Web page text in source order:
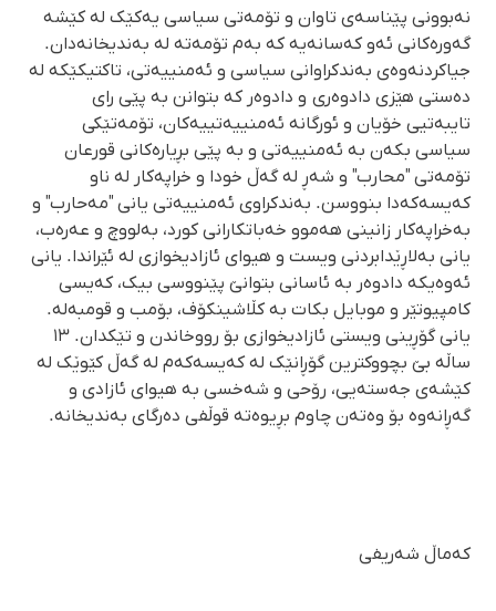
نەبوونی پێناسەی تاوان و تۆمەتی سیاسی یەکێک لە کێشە
گەورەکانی ئەو کەسانەیە کە بەم تۆمەتە لە بەندیخانەدان.
جیاکردنەوەی بەندکراوانی سیاسی و ئەمنییەتی، تاکتیکێکە لە
دەستی هێزی دادوەری و دادوەر کە بتوانن بە پێی رای
تایبەتیی خۆیان و ئورگانە ئەمنییەتییەکان، تۆمەتێکی
سیاسی بکەن بە ئەمنییەتی و بە پێی بڕیارەکانی قورعان
تۆمەتی "محارب" و شەڕ لە گەڵ خودا و خراپەکار لە ناو
کەیسەکەدا بنووسن. بەندکراوی ئەمنییەتی یانی "مەحارب" و
بەخراپەکار زانینی هەموو خەباتکارانی کورد، بەلووچ و عەرەب،
یانی بەلاڕێدابردنی ویست و هیوای ئازادیخوازی لە ئێراندا. یانی
ئەوەیکە دادوەر بە ئاسانی بتوانێ پێنووسی بیک، کەیسی
کامپیوتێر و موبایل بکات بە کڵاشینکۆف، بۆمب و قومبەلە.
یانی گۆڕینی ویستی ئازادیخوازی بۆ رووخاندن و تێکدان. ١٣
ساڵە بێ بچووکترین گۆڕانێک لە کەیسەکەم لە گەڵ کێوێک لە
کێشەی جەستەیی، رۆحی و شەخسی بە هیوای ئازادی و
گەڕانەوە بۆ وەتەن چاوم بڕیوەتە قوڵفی دەرگای بەندیخانە.
کەماڵ شەریفی